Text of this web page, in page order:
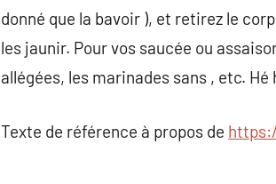
donné que la bavoir ), et retirez le
les jaunir. Pour vos saucée ou
allégées, les marinades sans , etc.
Texte de référence à propos de